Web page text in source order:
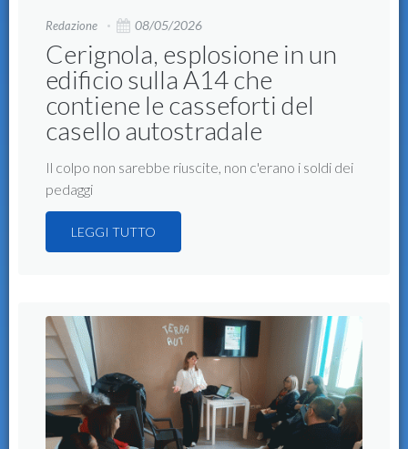
Redazione 08/05/2026
Cerignola, esplosione in un
edificio sulla A14 che
contiene le casseforti del
casello autostradale
Il colpo non sarebbe riuscite, non c'erano i soldi dei
pedaggi
LEGGI TUTTO